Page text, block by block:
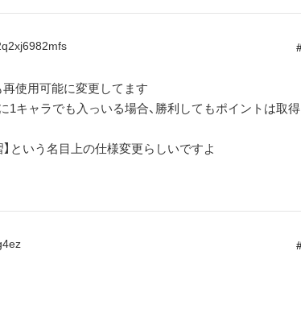
使用可能に変更してます
1キャラでも入っいる場合、勝利してもポイントは取得
】という名目上の仕様変更らしいですよ